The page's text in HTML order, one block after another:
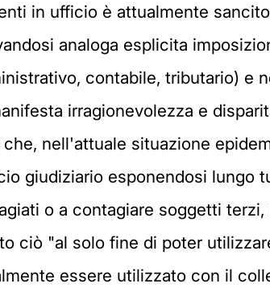
in ufficio è attualmente
analoga esplicita
contabile, tributario) e
irragionevolezza e
nell'attuale situazione
giudiziario esponendosi lungo
o a contagiare soggetti
ciò "al solo fine di poter
essere utilizzato con il